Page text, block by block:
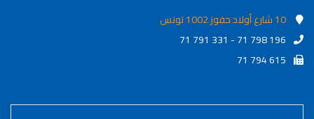
10 شارع أولاد حفوز 1002 تونس
71 791 331 - 71 798 196
71 794 615